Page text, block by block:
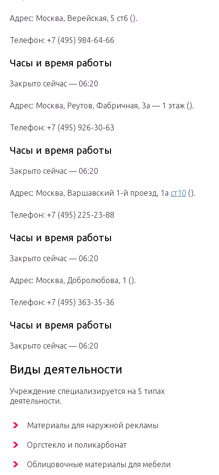
Адрес: Москва, Верейская, 5 ст6 ().
Телефон: +7 (495) 984-64-66
Часы и время работы
Закрыто сейчас — 06:20
Адрес: Москва, Реутов, Фабричная, 3а — 1 этаж ().
Телефон: +7 (495) 926-30-63
Часы и время работы
Закрыто сейчас — 06:20
Адрес: Москва, Варшавский 1-й проезд, 1а ст10 ().
Телефон: +7 (495) 225-23-88
Часы и время работы
Закрыто сейчас — 06:20
Адрес: Москва, Добролюбова, 1 ().
Телефон: +7 (495) 363-35-36
Часы и время работы
Закрыто сейчас — 06:20
Виды деятельности
Учреждение специализируется на 5 типах
деятельности.
Материалы для наружной рекламы
Оргстекло и поликарбонат
Облицовочные материалы для мебели